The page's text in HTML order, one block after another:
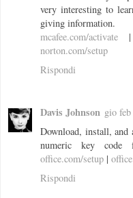
very interesting to
giving information.
mcafee.com/activate
norton.com/setup
Rispondi
Davis Johnson gio
Download, install, and
numeric key code
office.com/setup |
Rispondi